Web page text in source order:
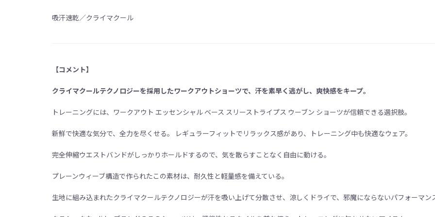
吸汗速乾／クライマクール
【コメント】
クライマクールテクノロジーを採用したワークアウトショーツで、汗を素早く逃がし、爽快感をキープ。
トレーニングには、ワークアウト エッセンシャル ベース スリーストライプス ウーブン ショーツが信頼できる選択肢。
新鮮で快適な気分で、全力を尽くせる。 レギュラーフィットでリラックス感があり、トレーニング中も快適なウェア。
完全伸縮ウエストバンドがしっかりホールドするので、気を散らすことなく自由に動ける。
プレーンウィーブ構造で作られたこの素材は、耐久性と軽量感を備えている。
生地に組み込まれたクライマクールテクノロジーが汗を吸い上げて分散させ、涼しくドライで、邪魔にならないパフォーマン